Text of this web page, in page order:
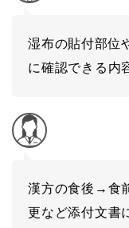
湿布の貼付部位
に確認できる内
漢方の食後→食
更など添付文書